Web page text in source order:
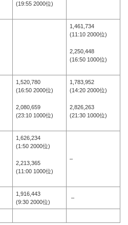
(19:55 2000位)
1,461,734
(11:10 2000位)
2,250,448
(16:50 1000位)
1,520,780
(16:50 2000位)
2,080,659
(23:10 1000位)
1,783,952
(14:20 2000位)
2,826,263
(21:30 1000位)
1,626,234
(1:50 2000位)
2,213,365
(11:00 1000位)
–
1,916,443
(9:30 2000位)
–